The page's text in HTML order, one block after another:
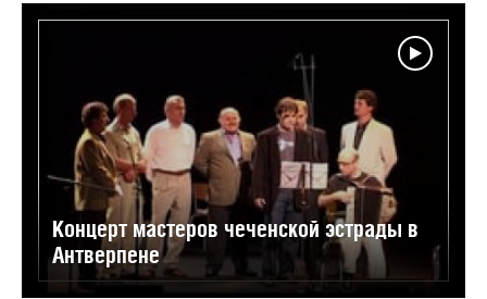
Концерт мастеров чеченской эстрады в
Антверпене